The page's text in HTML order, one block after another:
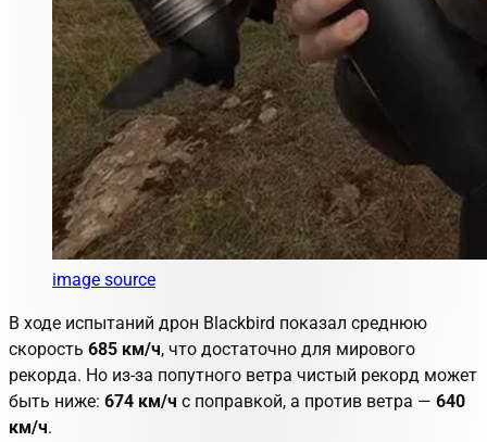
image source
В ходе испытаний дрон Blackbird показал среднюю
скорость 685 км/ч, что достаточно для мирового
рекорда. Но из-за попутного ветра чистый рекорд может
быть ниже: 674 км/ч с поправкой, а против ветра — 640
км/ч.